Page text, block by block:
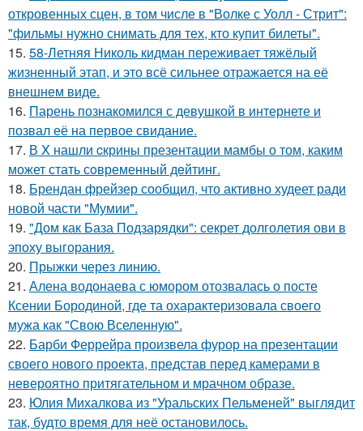
откровенных сцен, в том числе в "Волке с Уолл - Стрит":
"фильмы нужно снимать для тех, кто купит билеты".
15. 58-Летняя Николь кидман переживает тяжёлый
жизненный этап, и это всё сильнее отражается на её
внешнем виде.
16. Парень познакомился с девушкой в интернете и
позвал её на первое свидание.
17. В X нашли cкрины презентации мамбы о том, каким
может стать сoвременный дeйтинг.
18. Брендан фрейзер сообщил, что активно худеет ради
новой части "Мумии".
19. "Дом как База Подзарядки": секрет долголетия ови в
эпоху выгорания.
20. Прыжки через линию.
21. Алена водонаева с юмором отозвалась о посте
Ксении Бородиной, где та охарактеризовала своего
мужа как "Свою Вселенную".
22. Барби Феррейра произвела фурор на презентации
своего нового проекта, представ перед камерами в
невероятно притягательном и мрачном образе.
23. Юлия Михалкова из "Уральских Пельменей" выглядит
так, будто время для неё остановилось.